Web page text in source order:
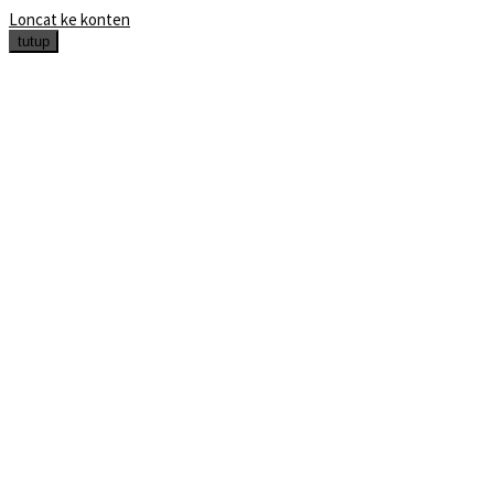
Loncat ke konten
tutup